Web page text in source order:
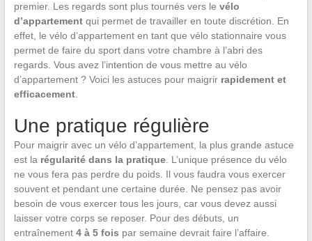
premier. Les regards sont plus tournés vers le vélo
d’appartementqui permet de travailler en toute discrétion. En
effet, le vélo d’appartement en tant que vélo stationnaire vous
permet de faire du sport dans votre chambre à l’abri des
regards. Vous avez l’intention de vous mettre au vélo
d’appartement ? Voici les astuces pour maigrir rapidement et
efficacement.
Une pratique régulière
Pour maigrir avec un vélo d’appartement, la plus grande astuce
est la régularité dans la pratique. L’unique présence du vélo
ne vous fera pas perdre du poids. Il vous faudra vous exercer
souvent et pendant une certaine durée. Ne pensez pas avoir
besoin de vous exercer tous les jours, car vous devez aussi
laisser votre corps se reposer. Pour des débuts, un
entraînement 4 à 5 fois par semaine devrait faire l’affaire.